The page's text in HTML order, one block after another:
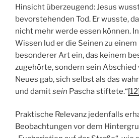
Hinsicht überzeugend: Jesus
bevorstehenden Tod. Er wusste,
nicht mehr werde essen können.
Wissen lud er die Seinen zu
besonderer Art ein, das keinem
zugehörte, sondern sein Abschied
Neues gab, sich selbst als das
und damitsein Pascha stiftete.“[12]
Praktische Relevanz jedenfalls
Beobachtungen vor dem